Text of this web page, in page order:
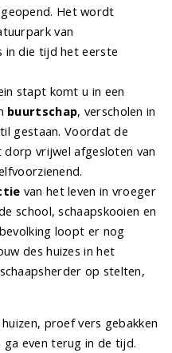
Het wordt
van
in die tijd het eerste
stapt komt u in een
buurtschap, verscholen in
gestaan. Voordat de
vrijwel afgesloten van
van het leven in vroeger
school, schaapskooien en
loopt er nog
des huizes in het
op stelten,
proef vers gebakken
even terug in de tijd.